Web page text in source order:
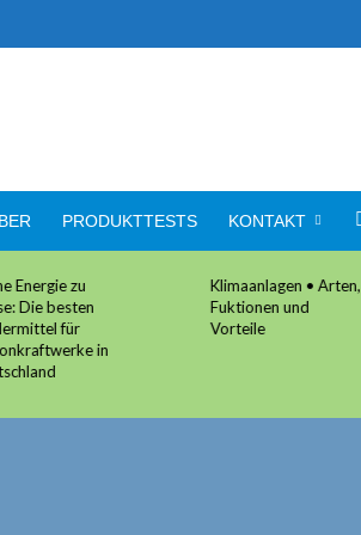
PRODUKTTESTS KONTAKT
Energie zu
Die besten
für
in
Klimaanlagen • Arten,
Fuktionen und
Vorteile